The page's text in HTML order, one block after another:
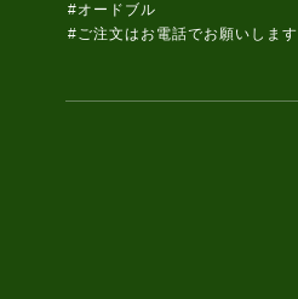
#オードブル
#ご注文はお電話でお願いします